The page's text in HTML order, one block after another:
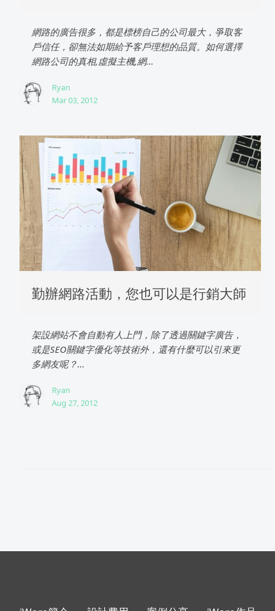
網路的廣告很多，都是標榜自己的公司最大，爭取客
戶信任，卻無法如期給予客戶理想的品質。如何選擇
網路公司的真相,虛擬主機,網...
Ryan
Mar 03, 2012
勤辦網路活動，您也可以是行銷大師
架設網站不會自動有人上門，除了透過關鍵字廣告，
或是SEO關鍵字優化等技術外，還有什麼可以引來更
多網友呢？...
Ryan
Aug 27, 2012